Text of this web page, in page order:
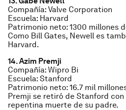
Compañía: Valve Corporation
Escuela: Harvard
Patrimonio neto: 1300 millones
Como Bill Gates, Newell es
Harvard.
14. Azim Premji
Compañía: Wipro Bi
Escuela: Stanford
Patrimonio neto: 16.7 mil
Premji se retiró de Stanford con
repentina muerte de su padre.